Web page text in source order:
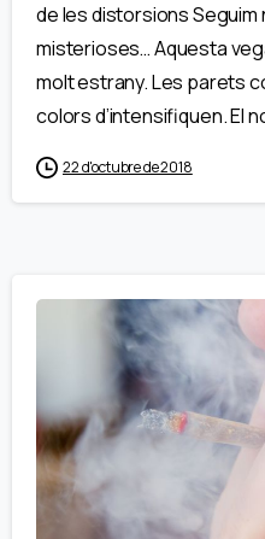
de les distorsions
misterioses… Aquesta
molt estrany. Les parets
colors d’intensifiquen. El
22 d'octubre de 2018